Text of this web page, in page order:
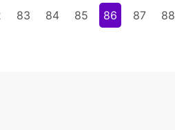
83 84 85 86 87 88